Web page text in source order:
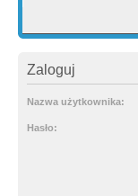
Zaloguj
Nazwa użytkownika:
Hasło: